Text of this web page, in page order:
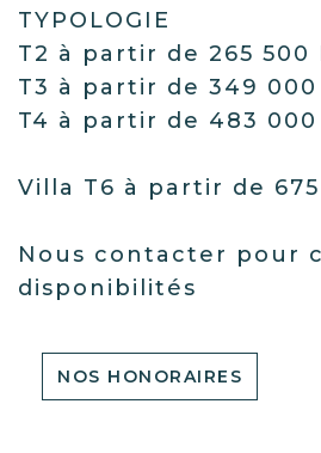
TYPOLOGIE
T2 à partir de 265 500
T3 à partir de 349 000
T4 à partir de 483 000
Villa T6 à partir de
Nous contacter pour
disponibilités
NOS HONORAIRES